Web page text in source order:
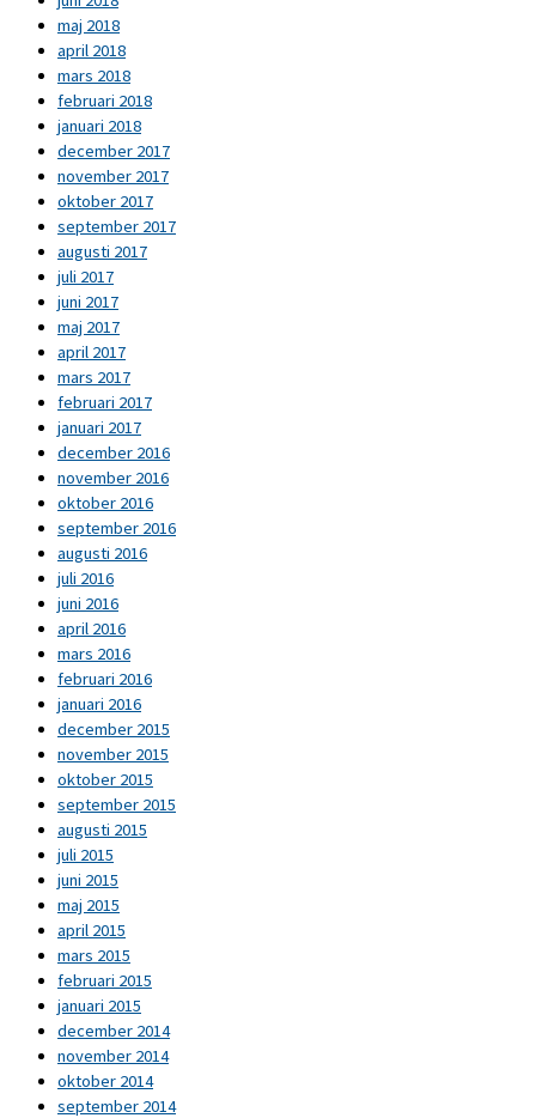
maj 2018
april 2018
mars 2018
februari 2018
januari 2018
december 2017
november 2017
oktober 2017
september 2017
augusti 2017
juli 2017
juni 2017
maj 2017
april 2017
mars 2017
februari 2017
januari 2017
december 2016
november 2016
oktober 2016
september 2016
augusti 2016
juli 2016
juni 2016
april 2016
mars 2016
februari 2016
januari 2016
december 2015
november 2015
oktober 2015
september 2015
augusti 2015
juli 2015
juni 2015
maj 2015
april 2015
mars 2015
februari 2015
januari 2015
december 2014
november 2014
oktober 2014
september 2014